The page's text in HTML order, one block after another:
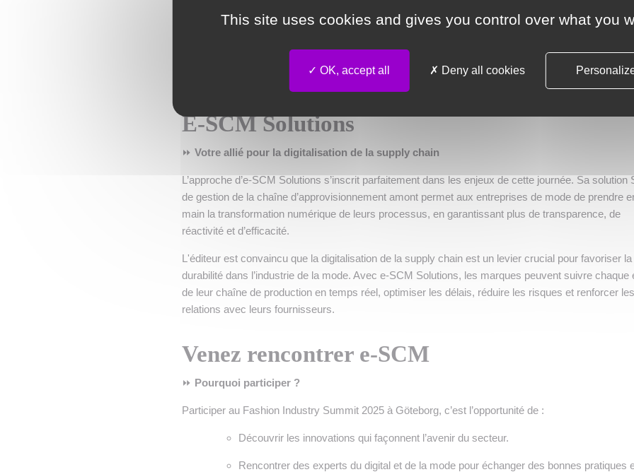
de durabilité n’a cessé de croître. Les acteurs du marché doivent se réinventer pour répondre à
bâtir des partenariats stratégiques pour un avenir plus vert et plus connecté.
E-SCM Solutions
⏩ Votre allié pour la digitalisation de la supply chain
L’approche d’e-SCM Solutions s’inscrit parfaitement dans les enjeux de cette journée. Sa solution
de gestion de la chaîne d’approvisionnement amont permet aux entreprises de mode de prendre
main la transformation numérique de leurs processus, en garantissant plus de transparence, de
réactivité et d’efficacité.
L'éditeur est convaincu que la digitalisation de la supply chain est un levier crucial pour favoriser la
durabilité dans l’industrie de la mode. Avec e-SCM Solutions, les marques peuvent suivre chaque
de leur chaîne de production en temps réel, optimiser les délais, réduire les risques et renforcer les
relations avec leurs fournisseurs.
Venez rencontrer e-SCM
⏩ Pourquoi participer ?
Participer au Fashion Industry Summit 2025 à Göteborg, c’est l’opportunité de :
Découvrir les innovations qui façonnent l’avenir du secteur.
Rencontrer des experts du digital et de la mode pour échanger des bonnes pratiques
This site uses cookies and gives you control over what you
OK, accept all Deny all cookies